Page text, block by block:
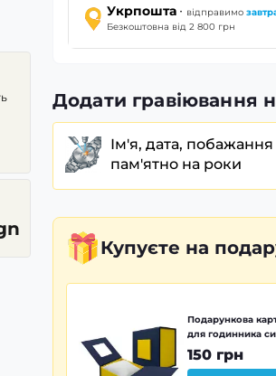
Укрпошта · відправимо
Безкоштовна від 2 800 грн
Додати гравіювання
Ім'я, дата, побажання
пам'ятно на роки
Купуєте на
Подарункова
для годинника
150 грн